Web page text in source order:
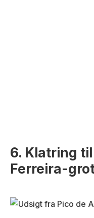
6. Klatring
Ferreira-